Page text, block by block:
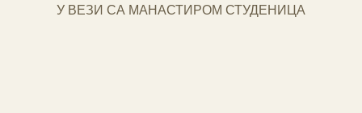
У ВЕЗИ СА МАНАСТИРОМ СТУДЕНИЦА